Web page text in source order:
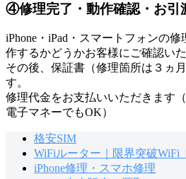
④修理完了・動作確認・お引
iPhone・iPad・スマートフォンの
作するかどうかお客様にご確認いた
その後、保証書（修理箇所は３ヵ
す。
修理代金をお支払いいただきます
電子マネーでもOK）
格安SIM
WiFiルーター｜限界突破WiFi
iPhone修理・スマホ修理